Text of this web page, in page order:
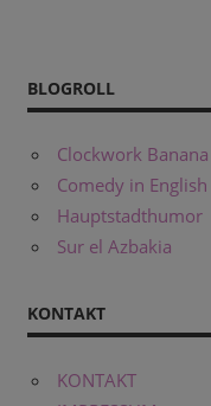
BLOGROLL
Clockwork Banana
Comedy in
Hauptstadthumor
Sur el Azbakia
KONTAKT
KONTAKT